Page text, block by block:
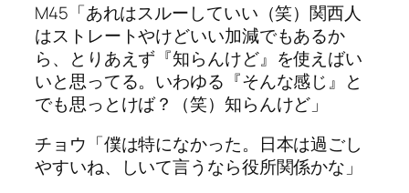
M45「あれはスルーしていい（笑）関西人
はストレートやけどいい加減でもあるか
ら、とりあえず『知らんけど』を使えばい
いと思ってる。いわゆる『そんな感じ』と
でも思っとけば？（笑）知らんけど」
チョウ「僕は特になかった。日本は過ごし
やすいね、しいて言うなら役所関係かな」